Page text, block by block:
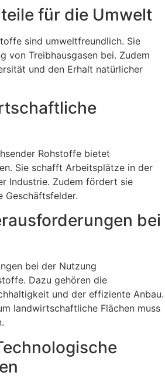
für die Umwelt
sind umweltfreundlich. Sie
von Treibhausgasen bei. Zudem
und den Erhalt natürlicher
Rohstoffe bietet
Sie schafft Arbeitsplätze in der
Industrie. Zudem fördert sie
Geschäftsfelder.
bei
bei der Nutzung
Dazu gehören die
und der effiziente Anbau.
landwirtschaftliche Flächen muss